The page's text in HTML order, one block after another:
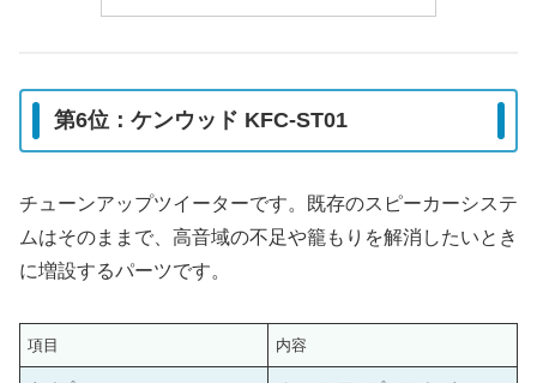
第6位：ケンウッド KFC-ST01
チューンアップツイーターです。既存のスピーカーシステ
ムはそのままで、高音域の不足や籠もりを解消したいとき
に増設するパーツです。
項目 内容